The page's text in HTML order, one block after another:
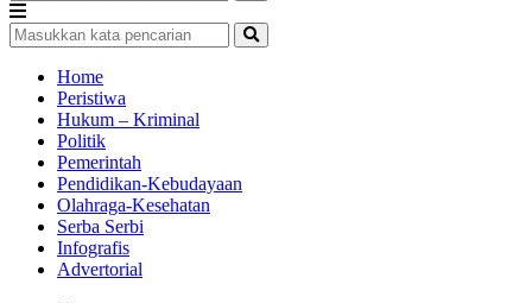
Home
Peristiwa
Hukum – Kriminal
Politik
Pemerintah
Pendidikan-Kebudayaan
Olahraga-Kesehatan
Serba Serbi
Infografis
Advertorial